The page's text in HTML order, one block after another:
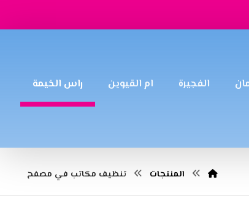
الفجيرة ام القيوين راس الخيمة
المنتجات تنظيف مكاتب في مصفح